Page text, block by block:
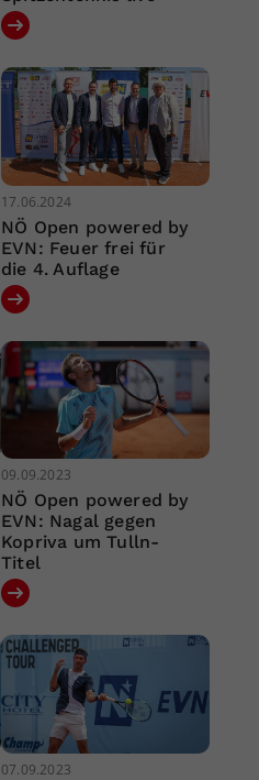
17.06.2024
NÖ Open powered by
EVN: Feuer frei für
die 4. Auflage
09.09.2023
NÖ Open powered by
EVN: Nagal gegen
Kopriva um Tulln-
Titel
07.09.2023